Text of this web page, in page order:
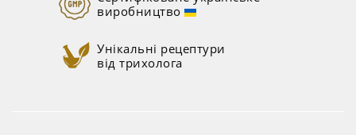
виробництво
Унікальні рецептури
від трихолога